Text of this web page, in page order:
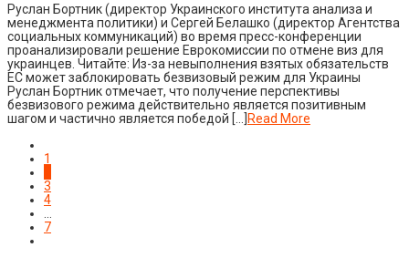
Руслан Бортник (директор Украинского института анализа и
менеджмента политики) и Сергей Белашко (директор Агентства
социальных коммуникаций) во время пресс-конференции
проанализировали решение Еврокомиссии по отмене виз для
украинцев. Читайте: Из-за невыполнения взятых обязательств
ЕС может заблокировать безвизовый режим для Украины
Руслан Бортник отмечает, что получение перспективы
безвизового режима действительно является позитивным
шагом и частично является победой […]
Read More
1
3
4
7